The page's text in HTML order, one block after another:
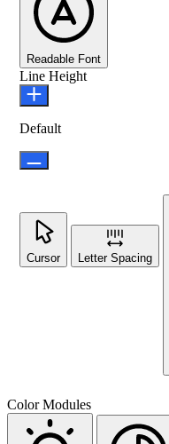
Readable Font
Line Height
Default
Cursor Letter Spacing
Color Modules